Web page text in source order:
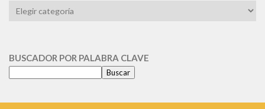
BUSCADOR
BUSCADOR POR PALABRA CLAVE
Buscar